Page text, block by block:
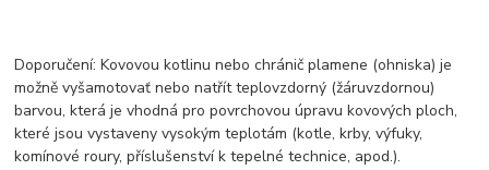
Doporučení: Kovovou kotlinu nebo chránič plamene (ohniska) je
možně vyšamotovať nebo natřít teplovzdorný (žáruvzdornou)
barvou, která je vhodná pro povrchovou úpravu kovových ploch,
které jsou vystaveny vysokým teplotám (kotle, krby, výfuky,
komínové roury, příslušenství k tepelné technice, apod.).